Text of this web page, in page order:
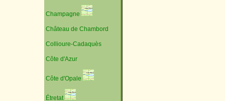
Champagne
Château de Chambord
Collioure-Cadaquès
Côte d'Azur
Côte d'Opale
Étretat